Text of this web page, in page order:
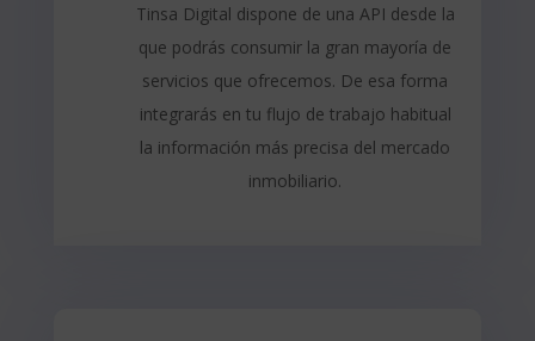
Tinsa Digital dispone de una API desde la
que podrás consumir la gran mayoría de
servicios que ofrecemos. De esa forma
integrarás en tu flujo de trabajo habitual
la información más precisa del mercado
inmobiliario.